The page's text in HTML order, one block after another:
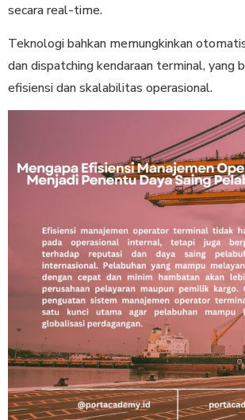
secara real-time.
Teknologi bahkan memungkinkan
dan dispatching kendaraan terminal, yang
efisiensi dan skalabilitas operasional.